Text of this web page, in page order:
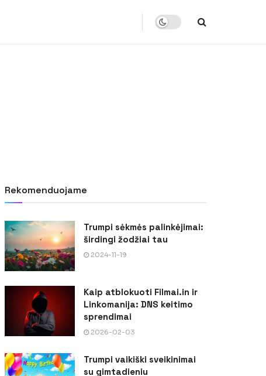
Rekomenduojame
Trumpi sėkmės palinkėjimai:
širdingi žodžiai tau
2024-11-19
Kaip atblokuoti Filmai.in ir
Linkomanija: DNS keitimo
sprendimai
2026-02-03
Trumpi vaikiški sveikinimai
su gimtadieniu